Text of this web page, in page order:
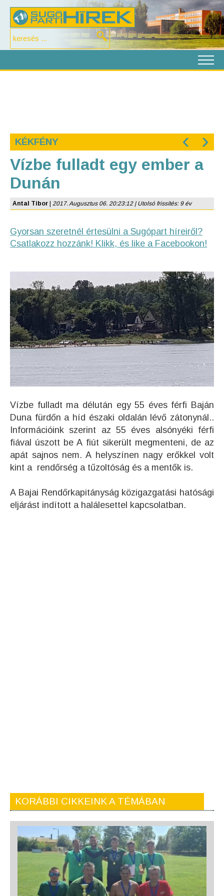
KÉKFÉNY ‹ ›
Vízbe fulladt egy ember a
Dunán
Antal Tibor 2017. Augusztus 06. 20:23:12 | Utolsó frissítés: 9 év
Gyorsan szeretnél értesülni a Sugópart híreiről?
Csatlakozz hozzánk! Klikk, és like a Facebookon!
Vízbe fulladt ma délután egy 55 éves férfi Baján
Duna fürdőn a híd északi oldalán lévő zátonynál..
Információink szerint az 55 éves alsónyéki férfi
fiával úszott be A fiút sikerült megmenteni, de az
apát sajnos nem. A helyszínen nagy erőkkel volt
kint a rendőrség a tűzoltóság és a mentők is.
A Bajai Rendőrkapitányság közigazgatási hatósági
eljárást indított a halálesettel kapcsolatban.
KORÁBBI CIKKEINK A TÉMÁBAN